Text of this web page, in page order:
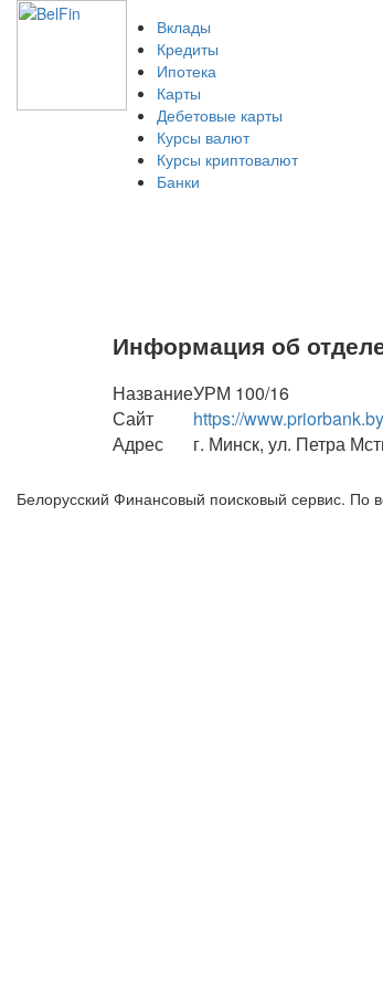
Вклады
Кредиты
Ипотека
Карты
Дебетовые карты
Курсы валют
Курсы криптовалют
Банки
Информация об
НазваниеУРМ 100/16
Сайт
https://
Адрес
г. Минск, ул. Петра
Белорусский Финансовый поисковый сервис.